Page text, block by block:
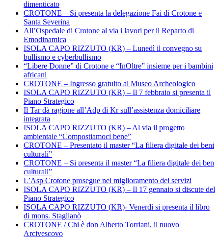
dimenticato
CROTONE – Si presenta la delegazione Fai di Crotone e
Santa Severina
All’Ospedale di Crotone al via i lavori per il Reparto di
Emodinamica
ISOLA CAPO RIZZUTO (KR) – Lunedì il convegno su
bullismo e cyberbullismo
“Libere Donne” di Crotone e “InOltre” insieme per i bambini
africani
CROTONE – Ingresso gratuito al Museo Archeologico
ISOLA CAPO RIZZUTO (KR) – Il 7 febbraio si presenta il
Piano Strategico
Il Tar dà ragione all’Adp di Kr sull’assistenza domiciliare
integrata
ISOLA CAPO RIZZUTO (KR) – Al via il progetto
ambientale “Compostiamoci bene”
CROTONE – Presentato il master “La filiera digitale dei beni
culturali”
CROTONE – Si presenta il master “La filiera digitale dei ben
culturali”
L’Asp Crotone prosegue nel miglioramento dei servizi
ISOLA CAPO RIZZUTO (KR) – Il 17 gennaio si discute del
Piano Strategico
ISOLA CAPO RIZZUTO (KR)- Venerdì si presenta il libro
di mons. Staglianò
CROTONE / Chi è don Alberto Torriani, il nuovo
Arcivescovo